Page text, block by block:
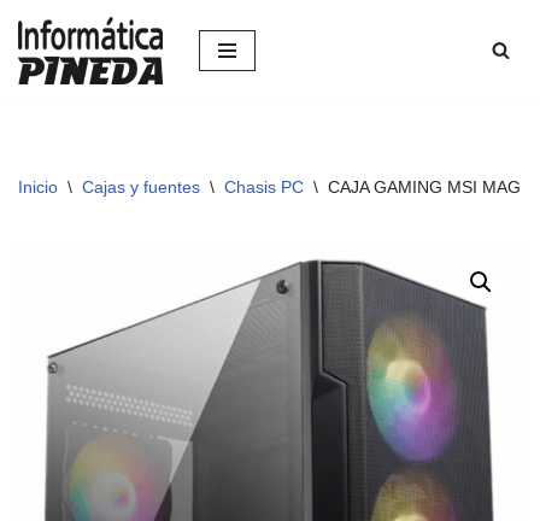
Saltar
Inicio \ Cajas y fuentes \ Chasis PC \ CAJA GAMING MSI MAG